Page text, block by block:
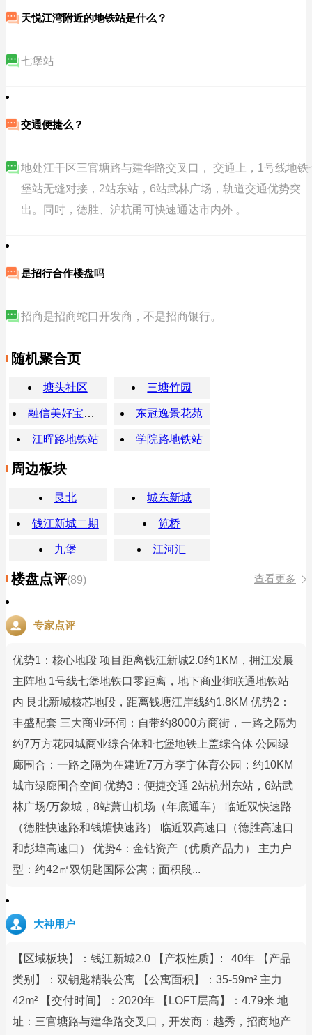
天悦江湾附近的地铁站是什么？
七堡站
交通便捷么？
地处江干区三官塘路与建华路交叉口， 交通上，1号线地铁
堡站无缝对接，2站东站，6站武林广场，轨道交通优势突
出。同时，德胜、沪杭甬可快速通达市内外 。
是招行合作楼盘吗
招商是招商蛇口开发商，不是招商银行。
随机聚合页
塘头社区 三塘竹园
融信美好宝龙锦云澜天里 东冠逸景花苑
江晖路地铁站 学院路地铁站
周边板块
艮北 城东新城
钱江新城二期 笕桥
九堡 江河汇
楼盘点评(89) 查看更多
专家点评
优势1：核心地段 项目距离钱江新城2.0约1KM，拥江发展
主阵地 1号线七堡地铁口零距离，地下商业街联通地铁站
内 艮北新城核芯地段，距离钱塘江岸线约1.8KM 优势2：
丰盛配套 三大商业环伺：自带约8000方商街，一路之隔为
约7万方花园城商业综合体和七堡地铁上盖综合体 公园绿
廊围合：一路之隔为在建近7万方李宁体育公园；约10KM
城市绿廊围合空间 优势3：便捷交通 2站杭州东站，6站武
林广场/万象城，8站萧山机场（年底通车） 临近双快速路
（德胜快速路和钱塘快速路） 临近双高速口（德胜高速口
和彭埠高速口） 优势4：金钻资产（优质产品力） 主力户
型：约42㎡双钥匙国际公寓；面积段...
大神用户
【区域板块】：钱江新城2.0 【产权性质】: 40年 【产品
类别】：双钥匙精装公寓 【公寓面积】：35-59m² 主力
42m² 【交付时间】：2020年 【LOFT层高】：4.79米 地
址：三官塘路与建华路交叉口，开发商：越秀，招商地产